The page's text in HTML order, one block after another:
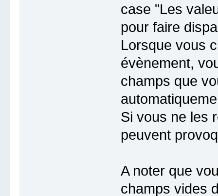
case "Les
pour faire
Lorsque vous
évènement,
champs que
Si vous ne les
peuvent
A noter que
champs vides